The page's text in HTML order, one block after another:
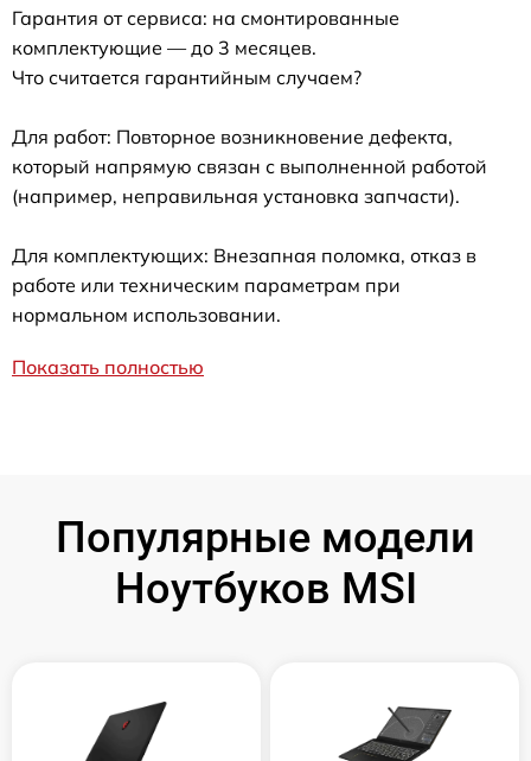
Гарантия от сервиса: на смонтированные
комплектующие — до 3 месяцев.
Что считается гарантийным случаем?
Для работ: Повторное возникновение дефекта,
который напрямую связан с выполненной работой
(например, неправильная установка запчасти).
Для комплектующих: Внезапная поломка, отказ в
работе или техническим параметрам при
нормальном использовании.
Показать полностью
Популярные модели
Ноутбуков MSI